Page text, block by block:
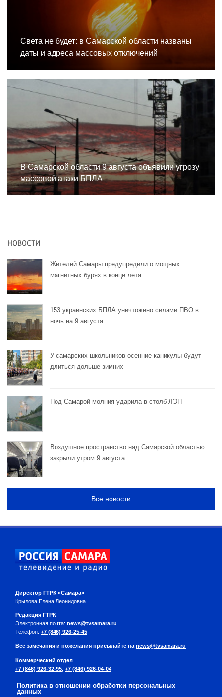
Света не будет: в Самарской области названы
даты и адреса массовых отключений
В Самарской области 9 августа объявили угрозу
массовой атаки БПЛА
НОВОСТИ
Жителей Самары предупредили о мощных
магнитных бурях в конце лета
153 украинских БПЛА уничтожено силами ПВО в
ночь на 9 августа
У самарских школьников осенние каникулы будут
длиться дольше зимних
Под Самарой молния ударила в столб ЛЭП
Воздушное пространство над Самарской областью
закрыли утром 9 августа
Все новости
Директор ГТРК «Самара»
Крылова Елена Леонидовна
Редакция ГТРК
Электронная почта: news@tvsamara.ru
Телефон: +7 (846) 926-25-45
Все замечания и пожелания присылайте на news@tvsamara.ru
Коммерческий отдел
+7 (846) 926-32-95 +7 (846) 926-04-04
Политика в отношении обработки персональных
данных